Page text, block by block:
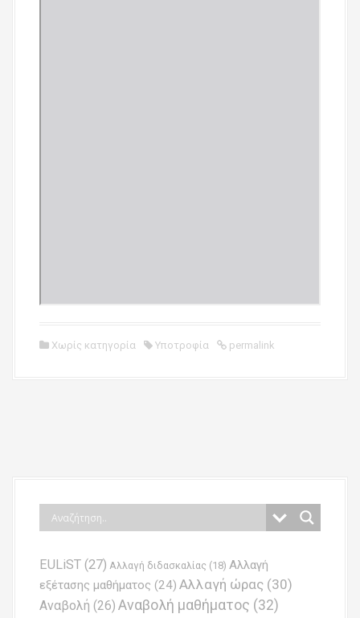
Χωρίς κατηγορία Υποτροφία permalink
EULiST (27) Αλλαγή διδασκαλίας (18) Αλλαγή
εξέτασης μαθήματος (24) Αλλαγή ώρας (30)
Αναβολή (26) Αναβολή μαθήματος (32)